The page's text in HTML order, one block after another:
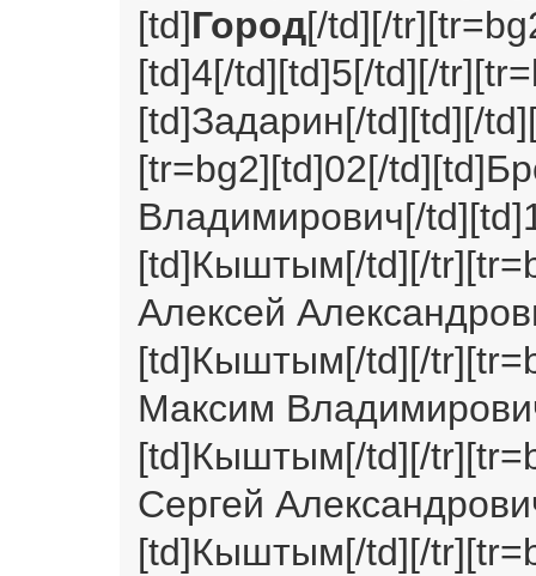
[td]Город[/td][/
[td]4[/td][td]5[/td][/
[td]Задарин[/td][td][/
[tr=bg2][td]02[/
Владимирович[/
[td]Кыштым[/td][/
Алексей
[td]Кыштым[/td][/
Максим
[td]Кыштым[/td][/
Сергей
[td]Кыштым[/td][/